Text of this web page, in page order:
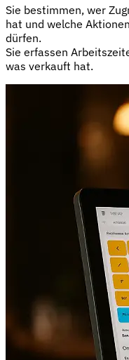
Sie bestimmen, wer
hat und welche
dürfen.
Sie erfassen
was verkauft hat.